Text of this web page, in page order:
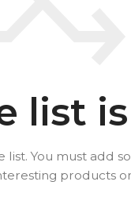
list
You must add
products